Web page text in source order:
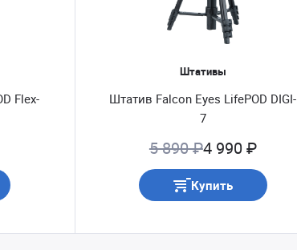
Flex-
Штативы
Штатив Falcon Eyes LifePOD DIGI-
7
5 890 ₽4 990 ₽
Купить